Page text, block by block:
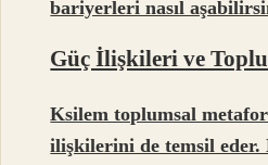
bariyerleri nasıl
Güç İlişkileri ve
Ksilem toplumsal
ilişkilerini de temsil